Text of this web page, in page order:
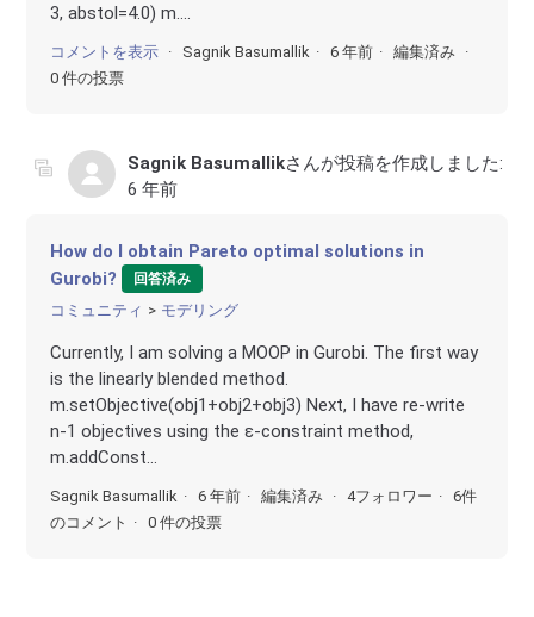
3, abstol=4.0) m....
コメントを表示 Sagnik Basumallik 6 年前
編集済み
0 件の投票
Sagnik Basumallikさんが投稿を作成しました:
6 年前
How do I obtain Pareto optimal solutions in
Gurobi?
回答済み
コミュニティ モデリング
Currently, I am solving a MOOP in Gurobi. The first way
is the linearly blended method.
m.setObjective(obj1+obj2+obj3) Next, I have re-write
n-1 objectives using the ε-constraint method,
m.addConst...
Sagnik Basumallik 6 年前 編集済み 4フォロワー
6件
のコメント
0 件の投票